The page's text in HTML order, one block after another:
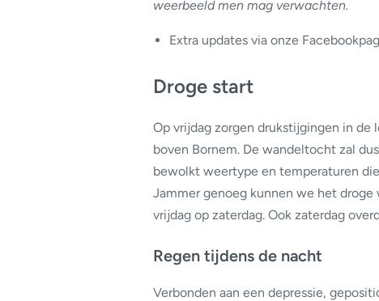
weerbeeld men mag verwachten.
Extra updates via onze
Droge start
Op vrijdag zorgen drukstijgingen in de
boven Bornem. De wandeltocht zal
bewolkt weertype en temperaturen
Jammer genoeg kunnen we het
vrijdag op zaterdag. Ook zaterdag
Regen tijdens de nacht
Verbonden aan een depressie,